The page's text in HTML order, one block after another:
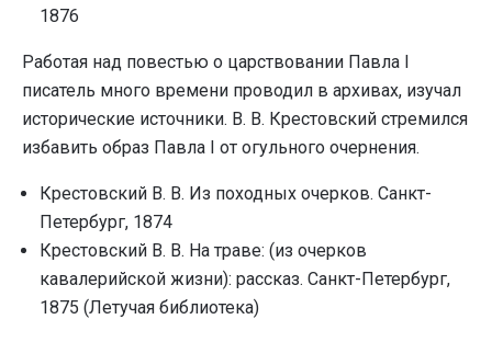
1876
Работая над повестью о царствовании Павла I
писатель много времени проводил в архивах, изучал
исторические источники. В. В. Крестовский стремился
избавить образ Павла I от огульного очернения.
Крестовский В. В. Из походных очерков. Санкт-
Петербург, 1874
Крестовский В. В. На траве: (из очерков
кавалерийской жизни): рассказ. Санкт-Петербург,
1875 (Летучая библиотека)